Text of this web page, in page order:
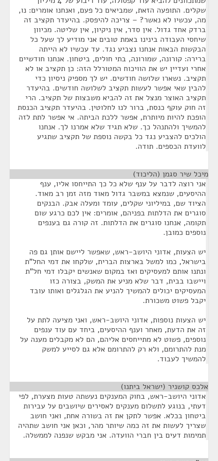
שקלים. התופעה הזאת, שמביאים כל פעם, ואנחנו אומרים: נו,
מה, עכשיו לא נאשר? – צריכה להיפסק. בהיעדר תקציב זה
ברדק אחד גדול. אין סדר, אין ניקיון, אין שליטה. מכיוון
שיחסי העבודה בינינו באמת טובים אני מודיע לך שעל כל
הבקשות הבאות אנחנו נצביע נגד. עד עכשיו לא הייתה
ברירה: קורונה, שמורונה, בתי חולים, ביטחון. אנחנו חודשיים
אחרי ועדיין יש את הוויכוח המטורלל הזה: כן תקציב או לא
תקציב. נשארו שלושה חודשים. יש לך מספיק ניסיון כדי
להבין שאי אפשר לעשות תקציב לשלושה חודשים. בהיעדר
תקציב האוצר מנצל את זה להביא משבצות של תקציב. הרי
זה חוק עוקף כנסת, ברור לנו לחלוטין. בהיעדר תקציב הכנסת
הופכת להיות מיותרת, אפשר ללכת הביתה. אי אפשר לתת לזה
להמשיך ולהתנהל כך. שלא תגיד שלא אמרנו לך. אנחנו
הולכים להצביע נגד כל בקשה נוספת של תקציב שתגיע
לוועדת הכספים. תודה.
מיכל שיר סגמן (הליכוד)
אני רוצה לדבר על ענף שלא כל כך התייחסו אליו, ענף
ההיסעים, שנמצא במשבר גדול מאוד מזה זמן רב מאוד.
הציוד שם, במיליוני שקלים, עומד ומעלה אבק. הבנקים
סוגרים את הדלתות בפניהם, אומרים: אין לכם כרגע שום
תקומה, אנחנו סוגרים את הדלתות. זה קורה גם בענפים
נוספים כמובן.
יש הצעות, אדוני היושב-ראש, שאפשר ליישם אותן גם פה
בישראל, כמו למשל בארצות הברית, שלקחו את דמי החל"ת
ונתנו אותם למעסיקים ואז במקום שאנשים יקבלו דמי חל"ת
ויישבו בבית, דבר שלא מניע את המשק, בצורה כזו
המעסיקים יכולים להמשיך להניע את הגלגלים ואותו עובד
יקבל פשוט משכורת.
יש הצעות נוספות, אדוני היושב-ראש, ואני מציעה לתת על
זה את הדעת, מאחר וענף ההיסעים, ביחד עם עוד ענפים
נוספים, פשוט לא מתייחסים אליהם, הם לא מקבלים מענה על
מנת להתרומם, ולא רק להתרומם אלא גם לסייע למשק
להמשיך לעבוד.
אלכס קושניר (ישראל ביתנו)
אדוני היושב-ראש, בחוק המענקים נעשתה טעות מצערת, לפי
דעתי, בנוגע לתשלום מענקים לאסירים שיושבים על עבירות
ביטחון בכלא. אפשר לתקן את זה בשורה אחת, ואני חושב
שצריך לעשות את זה כמה שיותר מהר, וכאן אני חושב שתהיה
תמימות דעים בין חברי הוועדה. אני מבקש שנפנה לממשלה.